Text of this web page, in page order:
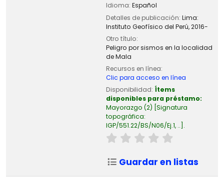
Idioma: Español
Detalles de publicación: Lima:
Instituto Geofísico del Perú,2016-
Otro título:
Peligro por sismos en la localidad
de Mala
Recursos en línea:
Clic para acceso en línea
Disponibilidad: Ítems
disponibles para préstamo:
Mayorazgo (2) Signatura
topográfica:
IGP/551.22/BS/N06/Ej.1, .. .
Guardar en listas